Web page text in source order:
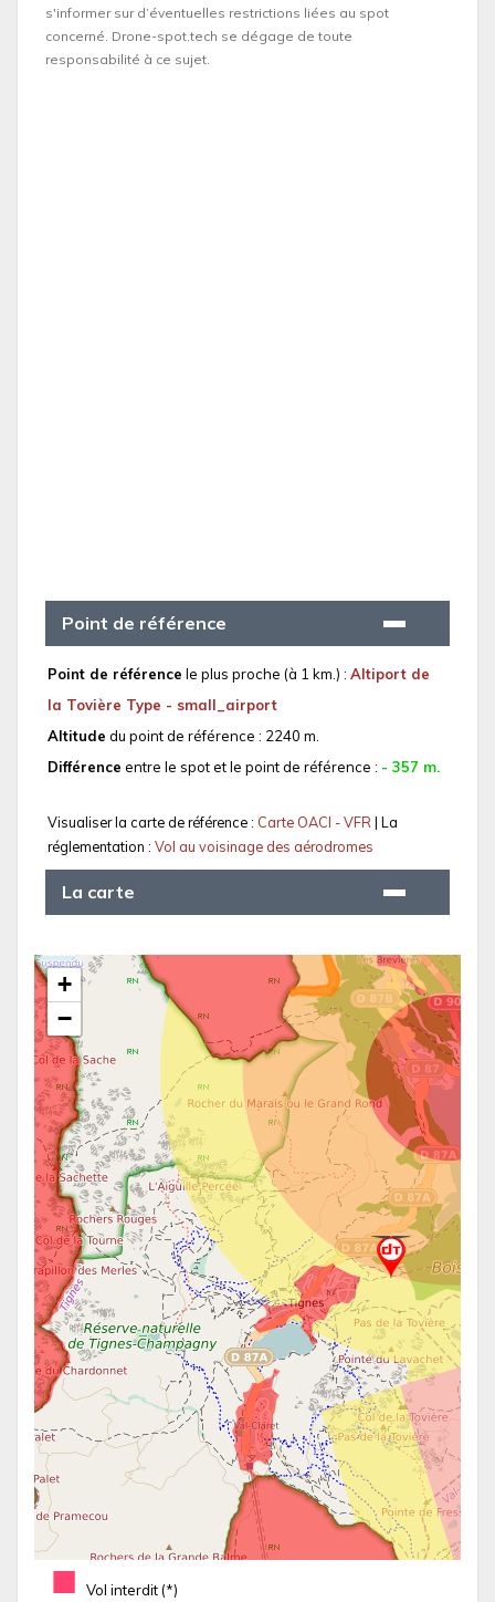
s'informer sur d’éventuelles restrictions liées au spot
concerné. Drone-spot.tech se dégage de toute
responsabilité à ce sujet.
Point de référence
Point de référence le plus proche (à 1 km.) : Altiport de
la Tovière Type - small_airport
Altitude du point de référence : 2240 m.
Différence entre le spot et le point de référence : - 357 m.
Visualiser la carte de référence : Carte OACI - VFR| La
réglementation : Vol au voisinage des aérodromes
La carte
■ Vol interdit (*)